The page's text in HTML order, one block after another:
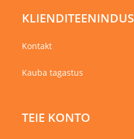
KLIENDITEENINDUS
Kontakt
Kauba tagastus
TEIE KONTO